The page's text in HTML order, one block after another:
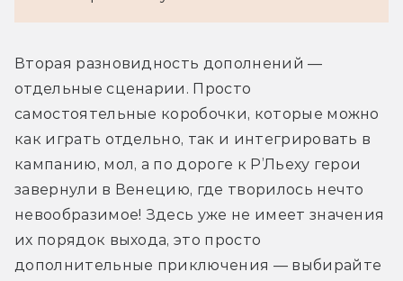
Вторая разновидность дополнений —
отдельные сценарии. Просто
самостоятельные коробочки, которые можно
как играть отдельно, так и интегрировать в
кампанию, мол, а по дороге к Р’Льеху герои
завернули в Венецию, где творилось нечто
невообразимое! Здесь уже не имеет значения
их порядок выхода, это просто
дополнительные приключения — выбирайте